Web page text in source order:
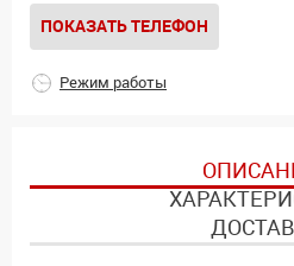
ПОКАЗАТЬ ТЕЛЕФОН
Режим работы